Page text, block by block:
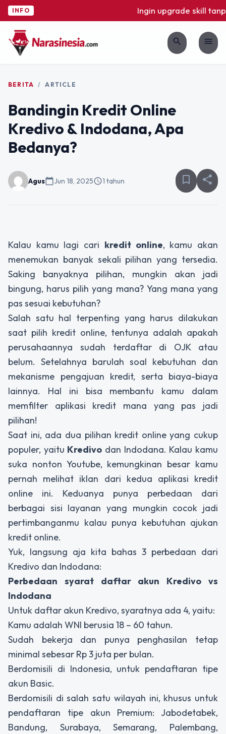
INFO Ingin upgrade skill
search menu
BERITA / ARTICLE
Bandingin Kredit Online
Kredivo & Indodana, Apa
Bedanya?
Aguscalendar_todayJun 18, 2025schedule1 tahun bookmark_border share
Kalau kamu lagi cari kredit online, kamu akan
menemukan banyak sekali pilihan yang tersedia.
Saking banyaknya pilihan, mungkin akan jadi
bingung, harus pilih yang mana? Yang mana yang
pas sesuai kebutuhan?
Salah satu hal terpenting yang harus dilakukan
saat pilih kredit online, tentunya adalah apakah
perusahaannya sudah terdaftar di OJK atau
belum. Setelahnya barulah soal kebutuhan dan
mekanisme pengajuan kredit, serta biaya-biaya
lainnya. Hal ini bisa membantu kamu dalam
memfilter aplikasi kredit mana yang pas jadi
pilihan!
Saat ini, ada dua pilihan kredit online yang cukup
populer, yaitu Kredivo dan Indodana. Kalau kamu
suka nonton Youtube, kemungkinan besar kamu
pernah melihat iklan dari kedua aplikasi kredit
online ini. Keduanya punya perbedaan dari
berbagai sisi layanan yang mungkin cocok jadi
pertimbanganmu kalau punya kebutuhan ajukan
kredit online.
Yuk, langsung aja kita bahas 3 perbedaan dari
Kredivo dan Indodana:
Perbedaan syarat daftar akun Kredivo vs
Indodana
Untuk daftar akun Kredivo, syaratnya ada 4, yaitu:
Kamu adalah WNI berusia 18 – 60 tahun.
Sudah bekerja dan punya penghasilan tetap
minimal sebesar Rp 3 juta per bulan.
Berdomisili di Indonesia, untuk pendaftaran tipe
akun Basic.
Berdomisili di salah satu wilayah ini, khusus untuk
pendaftaran tipe akun Premium: Jabodetabek,
Bandung, Surabaya, Semarang, Palembang,